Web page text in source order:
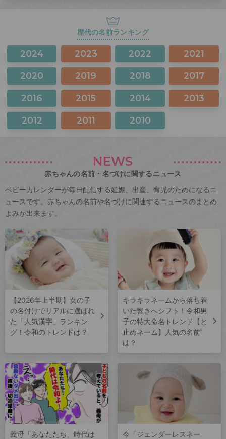
歴代の名前ランキング
2024 2023 2022 2021
2020 2019 2018 2017
2016 2015 2014 2013
2012 2011 2010
NEWS
赤ちゃんの名前・名づけに関するニュース
ベビーカレンダーが毎日配信する妊娠、出産、育児のためになるニ
ュースです。赤ちゃんの名前や名づけに関連するニュースのまとめ
よみが出来ます。
【2026年上半期】女の子
の名付けでリアルに選ばれ
た「人気漢字」ランキン
グ！令和のトレンドは？
キラキラネームから落ち着
いた響きへシフト！令和男
子の特大命名トレンド【と
止めネーム】人気の名前
は？
義母「あなたたち、時代は
今「ジェンダーレスネー